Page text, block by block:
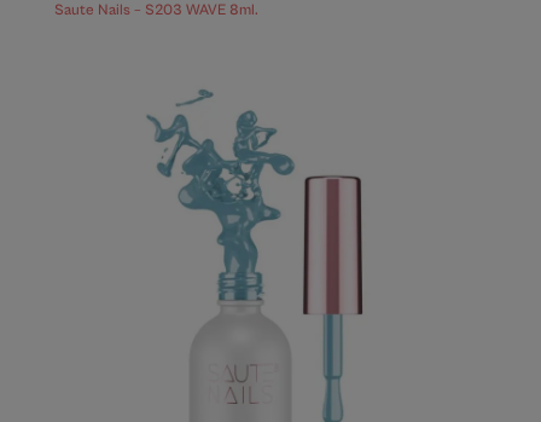
Saute Nails – S203 WAVE 8ml.